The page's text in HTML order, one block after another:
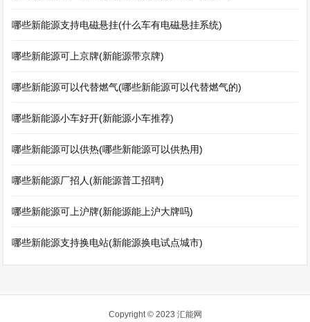
哪些新能源支持电磁悬挂(什么车有电磁悬挂系统)
哪些新能源可上京牌(新能源带京牌)
哪些新能源可以代替燃气(哪些新能源可以代替燃气的)
哪些新能源小车好开(新能源小车推荐)
哪些新能源可以供热(哪些新能源可以供热用)
哪些新能源厂招人(新能源普工招聘)
哪些新能源可上沪牌(新能源能上沪大牌吗)
哪些新能源支持换电站(新能源换电试点城市)
Copyright © 2023 汇能网